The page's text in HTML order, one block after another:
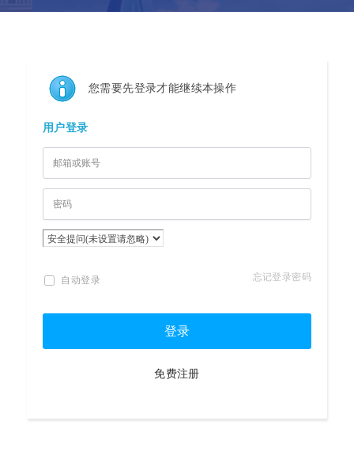
您需要先登录才能继续本操作
用户登录
自动登录 忘记登录密码
登录
免费注册